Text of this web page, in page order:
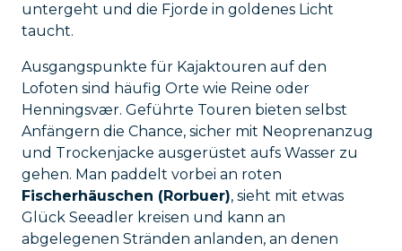
untergeht und die Fjorde in goldenes Licht
taucht.
Ausgangspunkte für Kajaktouren auf den
Lofoten sind häufig Orte wie Reine oder
Henningsvær. Geführte Touren bieten selbst
Anfängern die Chance, sicher mit Neoprenanzug
und Trockenjacke ausgerüstet aufs Wasser zu
gehen. Man paddelt vorbei an roten
Fischerhäuschen (Rorbuer), sieht mit etwas
Glück Seeadler kreisen und kann an
abgelegenen Stränden anlanden, an denen